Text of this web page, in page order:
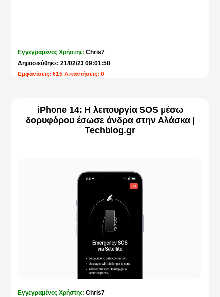
Εγγεγραμένος Χρήστης:Chris7
Δημοσιεύθηκε: 21/02/23 09:01:58
Εμφανίσεις: 615 Απαντήσεις: 0
iPhone 14: Η λειτουργία SOS μέσω
δορυφόρου έσωσε άνδρα στην Αλάσκα |
Techblog.gr
Εγγεγραμένος Χρήστης:Chris7